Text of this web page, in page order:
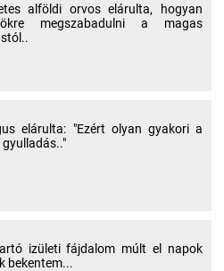
alföldi orvos elárulta, hogyan
megszabadulni a magas
elárulta: "Ezért olyan gyakori a
izületi fájdalom múlt el napok
bekentem...